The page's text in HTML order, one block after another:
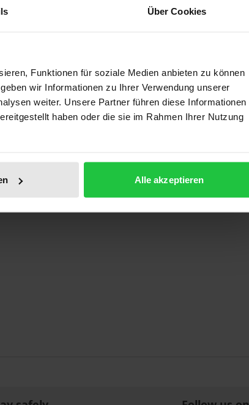
Über Cookies
Funktionen für soziale Medien anbieten zu können
wir Informationen zu Ihrer Verwendung unserer
weiter. Unsere Partner führen diese Informationen
haben oder die sie im Rahmen Ihrer Nutzung
Alle akzeptieren